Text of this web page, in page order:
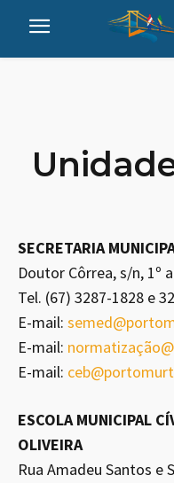
SECRETARIA
Doutor Côrrea, s/n, 1º
Tel. (67) 3287-1828 e
E-mail:
E-mail:
E-mail:
ESCOLA MUNICIPAL
OLIVEIRA
Rua Amadeu Santos e